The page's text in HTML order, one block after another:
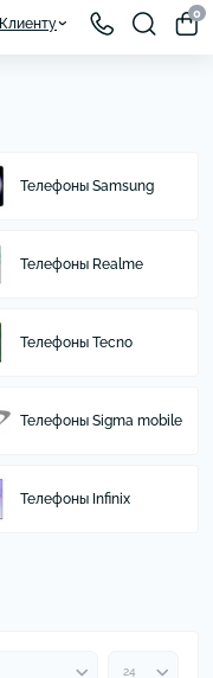
Клиенту
0
Телефоны Samsung
Телефоны Realme
Телефоны Tecno
Телефоны Sigma mobile
Телефоны Infinix